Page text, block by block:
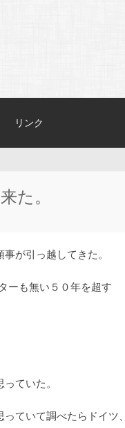
リンク
た。
が引っ越してきた。
ーも無い５０年を超す
ていた。
ていて調べたらドイツ